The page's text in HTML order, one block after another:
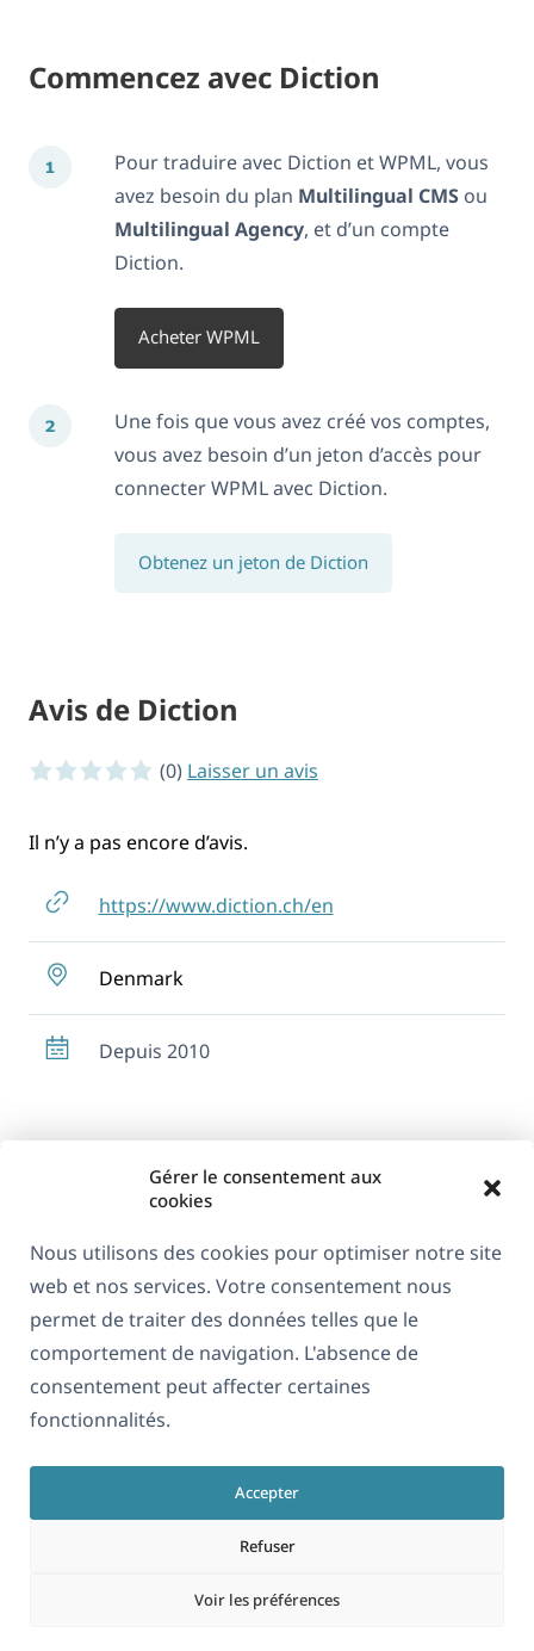
Gérer le consentement aux
cookies
Nous utilisons des cookies pour optimiser notre site
web et nos services. Votre consentement nous
permet de traiter des données telles que le
comportement de navigation. L'absence de
consentement peut affecter certaines
fonctionnalités.
Accepter
Refuser
Voir les préférences
Commencez avec Diction
Pour traduire avec Diction et WPML, vous
avez besoin du plan Multilingual CMS ou
Multilingual Agency, et d’un compte
Diction.
Acheter WPML
Une fois que vous avez créé vos comptes,
vous avez besoin d’un jeton d’accès pour
connecter WPML avec Diction.
Obtenez un jeton de Diction
Avis de Diction
0 sur 5 étoiles
(0) Laisser un avis
Il n’y a pas encore d’avis.
https://www.diction.ch/en
Denmark
Depuis 2010
Français
RGPD & Politique de confidentialité
Rejoignez notre équipe
fenêtre)
dans
une
nouvelle
fenêtre)
dans
une
nouvelle
fenêtre)
dans
nouvelle